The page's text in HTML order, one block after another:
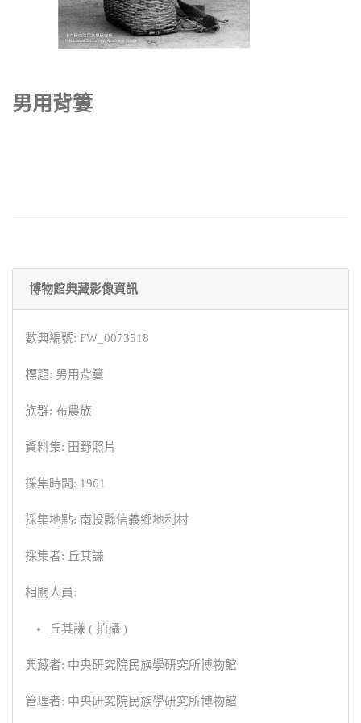
男用背簍
博物館典藏影像資訊
數典編號: FW_0073518
標題: 男用背簍
族群: 布農族
資料集: 田野照片
採集時間: 1961
採集地點: 南投縣信義鄉地利村
採集者: 丘其謙
相關人員:
丘其謙 ( 拍攝 )
典藏者: 中央研究院民族學研究所博物館
管理者: 中央研究院民族學研究所博物館